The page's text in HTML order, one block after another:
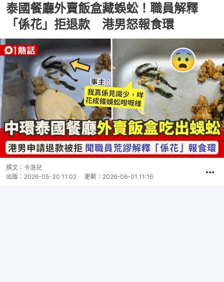
泰國餐廳外賣飯盒藏蜈蚣！職員解釋
「係花」拒退款 港男怒報食環
撰文： 卡洛兒
出版： 2026-05-30 11:02 更新： 2026-06-01 11:16